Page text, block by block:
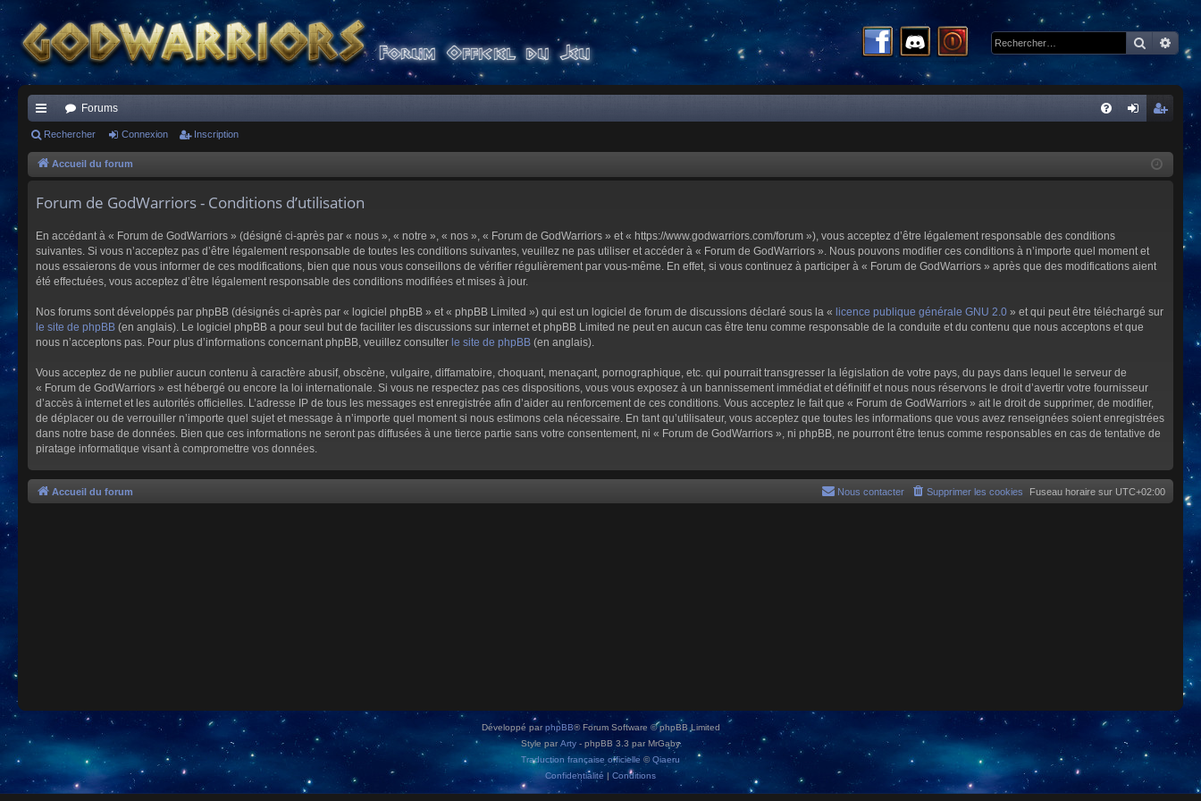
ac
co
s
Forums
cri
Rechercher Connexion Inscription
Accueil du forum
Forum de GodWarriors - Conditions d’utilisation
En accédant à « Forum de GodWarriors » (désigné ci-après par « nous », « notre », « nos », « Forum de GodWarriors » et « https://www.godwarriors.com/forum »), vous acceptez d’être légalement responsable des conditions
suivantes. Si vous n’acceptez pas d’être légalement responsable de toutes les conditions suivantes, veuillez ne pas utiliser et accéder à « Forum de GodWarriors ». Nous pouvons modifier ces conditions à n’importe quel moment et
nous essaierons de vous informer de ces modifications, bien que nous vous conseillons de vérifier régulièrement par vous-même. En effet, si vous continuez à participer à « Forum de GodWarriors » après que des modifications aient
été effectuées, vous acceptez d’être légalement responsable des conditions modifiées et mises à jour.
Nos forums sont développés par phpBB (désignés ci-après par « logiciel phpBB » et « phpBB Limited ») qui est un logiciel de forum de discussions déclaré sous la « licence publique générale GNU 2.0 » et qui peut être téléchargé sur
le site de phpBB (en anglais). Le logiciel phpBB a pour seul but de faciliter les discussions sur internet et phpBB Limited ne peut en aucun cas être tenu comme responsable de la conduite et du contenu que nous acceptons et que
nous n’acceptons pas. Pour plus d’informations concernant phpBB, veuillez consulter le site de phpBB (en anglais).
Vous acceptez de ne publier aucun contenu à caractère abusif, obscène, vulgaire, diffamatoire, choquant, menaçant, pornographique, etc. qui pourrait transgresser la législation de votre pays, du pays dans lequel le serveur de
« Forum de GodWarriors » est hébergé ou encore la loi internationale. Si vous ne respectez pas ces dispositions, vous vous exposez à un bannissement immédiat et définitif et nous nous réservons le droit d’avertir votre fournisseur
d’accès à internet et les autorités officielles. L’adresse IP de tous les messages est enregistrée afin d’aider au renforcement de ces conditions. Vous acceptez le fait que « Forum de GodWarriors » ait le droit de supprimer, de modifier,
de déplacer ou de verrouiller n’importe quel sujet et message à n’importe quel moment si nous estimons cela nécessaire. En tant qu’utilisateur, vous acceptez que toutes les informations que vous avez renseignées soient enregistrées
dans notre base de données. Bien que ces informations ne seront pas diffusées à une tierce partie sans votre consentement, ni « Forum de GodWarriors », ni phpBB, ne pourront être tenus comme responsables en cas de tentative de
piratage informatique visant à compromettre vos données.
Accueil du forum Fuseau horaire sur UTC+02:00
Supprimer les cookies
Nous contacter
Développé parphpBB® Forum Software © phpBB Limited
Style par Arty - phpBB 3.3 par MrGaby
Traduction française officielle ©Qiaeru
Confidentialité | Conditions